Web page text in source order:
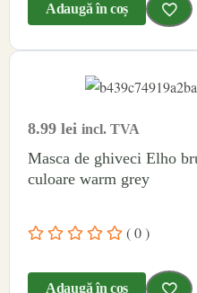
Adaugă în coș
8.99 lei incl. TVA
Masca de ghiveci Elho
culoare warm grey
( 0 )
Adaugă în coș